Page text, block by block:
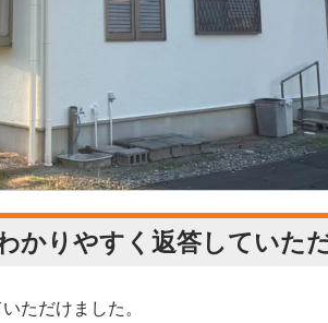
かりやすく返答していた
ただけました。